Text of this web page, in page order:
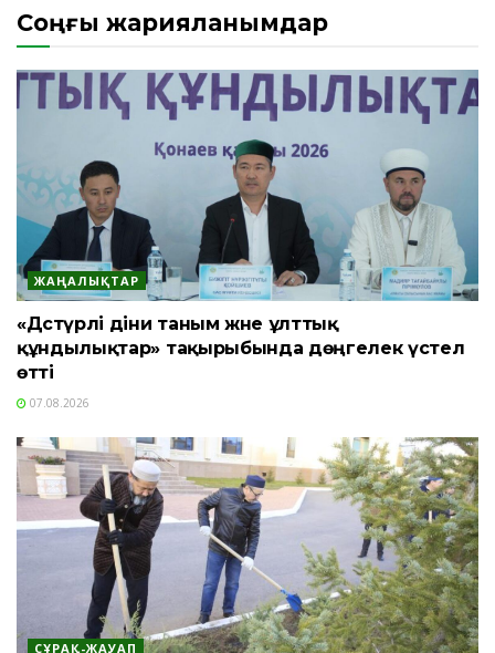
Соңғы жарияланымдар
ЖАҢАЛЫҚТАР
«Дәстүрлі діни таным және ұлттық
құндылықтар» тақырыбында дөңгелек үстел
өтті
07.08.2026
СҰРАҚ-ЖАУАП